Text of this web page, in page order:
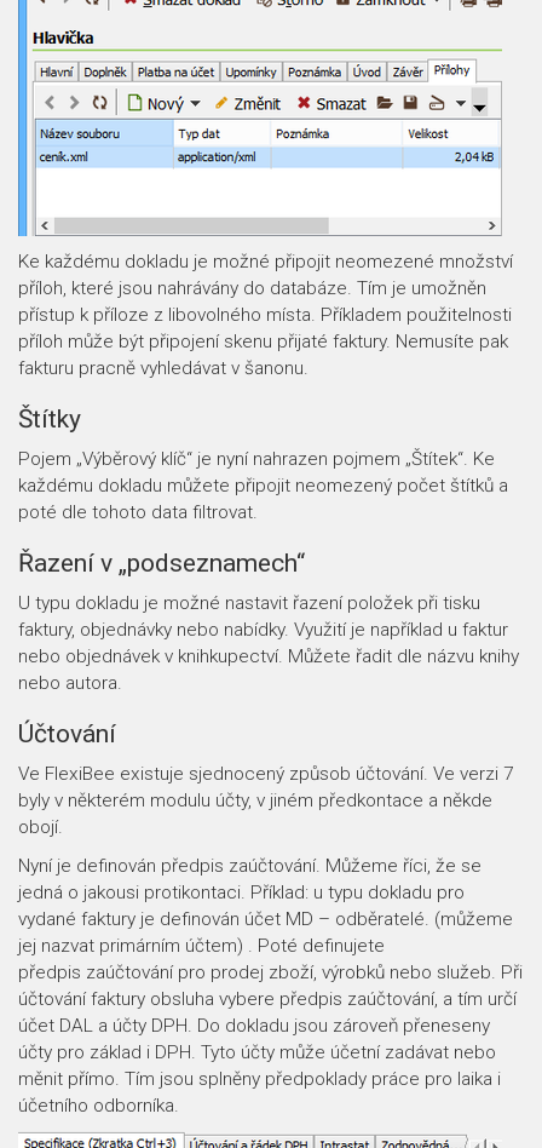
Ke každému dokladu je možné připojit neomezené množství
příloh, které jsou nahrávány do databáze. Tím je umožněn
přístup k příloze z libovolného místa. Příkladem použitelnosti
příloh může být připojení skenu přijaté faktury. Nemusíte pak
fakturu pracně vyhledávat v šanonu.
Štítky
Pojem „Výběrový klíč“ je nyní nahrazen pojmem „Štítek“. Ke
každému dokladu můžete připojit neomezený počet štítků a
poté dle tohoto data filtrovat.
Řazení v „podseznamech“
U typu dokladu je možné nastavit řazení položek při tisku
faktury, objednávky nebo nabídky. Využití je například u faktur
nebo objednávek v knihkupectví. Můžete řadit dle názvu knihy
nebo autora.
Účtování
Ve FlexiBee existuje sjednocený způsob účtování. Ve verzi 7
byly v některém modulu účty, v jiném předkontace a někde
obojí.
Nyní je definován předpis zaúčtování. Můžeme říci, že se
jedná o jakousi protikontaci. Příklad: u typu dokladu pro
vydané faktury je definován účet MD – odběratelé. (můžeme
jej nazvat primárním účtem) . Poté definujete
předpis zaúčtování pro prodej zboží, výrobků nebo služeb. Při
účtování faktury obsluha vybere předpis zaúčtování, a tím určí
účet DAL a účty DPH. Do dokladu jsou zároveň přeneseny
účty pro základ i DPH. Tyto účty může účetní zadávat nebo
měnit přímo. Tím jsou splněny předpoklady práce pro laika i
účetního odborníka.